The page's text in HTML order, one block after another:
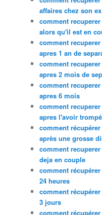
affaires chez son
comment
alors qu'il est en
comment
apres 1 an de
comment
apres 2 mois de
comment
apres 6 mois
comment
apres l'avoir trompé
comment
après une grosse
comment
deja en couple
comment
24 heures
comment
3 jours
comment